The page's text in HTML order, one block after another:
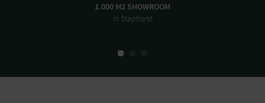
1.000 M2 SHOWROOM
in Staphorst